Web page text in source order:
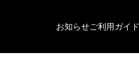
お知らせご利用ガイド